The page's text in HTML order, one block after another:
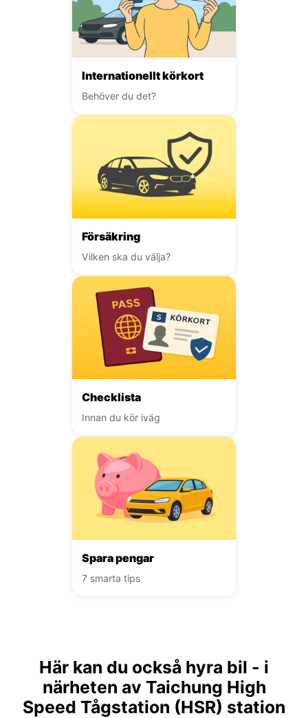
Internationellt körkort
Behöver du det?
Försäkring
Vilken ska du välja?
Checklista
Innan du kör iväg
Spara pengar
7 smarta tips
Här kan du också hyra bil - i
närheten av Taichung High
Speed Tågstation (HSR) station